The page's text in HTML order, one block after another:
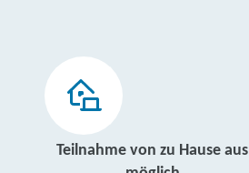
Teilnahme von zu Hause aus